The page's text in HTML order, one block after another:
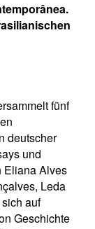
fünf
deutscher
und
Eliana Alves
Leda
auf
Geschichte